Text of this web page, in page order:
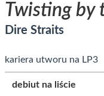
Twisting by
Dire Straits
kariera utworu na LP3
debiut na liście